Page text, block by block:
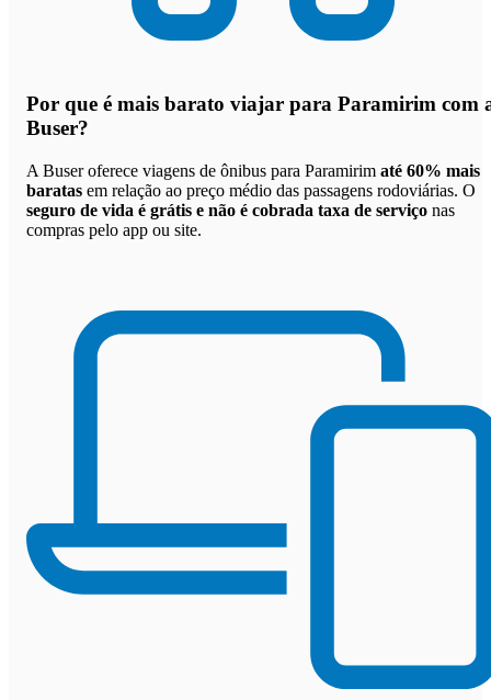
Por que é mais barato viajar para Paramirim com
Buser?
A Buser oferece viagens de ônibus para Paramirim até 60% mais
baratas em relação ao preço médio das passagens rodoviárias. O
seguro de vida é grátis e não é cobrada taxa de serviço nas
compras pelo app ou site.